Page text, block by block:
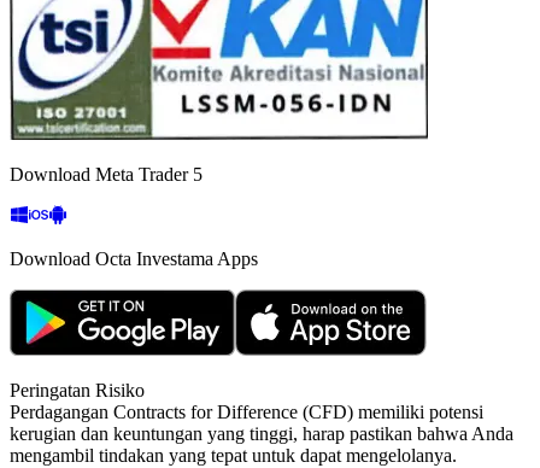
Download Meta Trader 5
Download Octa Investama Apps
Peringatan Risiko
Perdagangan Contracts for Difference (CFD) memiliki potensi
kerugian dan keuntungan yang tinggi, harap pastikan bahwa Anda
mengambil tindakan yang tepat untuk dapat mengelolanya.